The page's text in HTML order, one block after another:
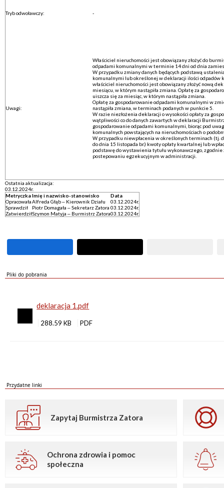
Tryb odwoławczy: -
Uwagi:
Właściciel nieruchomości jest obowiązany złożyć do
odpadami komunalnymi w terminie 14 dni od dnia
W przypadku zmiany danych będących podstawą
komunalnymi lub określonej w deklaracji ilości odpadów
właściciel nieruchomości jest obowiązany złożyć nową
miesiącu, w którym nastąpiła zmiana. Opłatę za
uiszcza się za miesiąc, w którym nastąpiła zmiana.
Opłatę za gospodarowanie odpadami komunalnymi w
nastąpiła zmiana, w terminach podanych w punkcie 5.
W razie niezłożenia deklaracji o wysokości opłaty za
wątpliwości co do danych zawartych w deklaracji
gospodarowanie odpadami komunalnymi, biorąc pod
komunalnych powstających na nieruchomościach o
W przypadku niewpłacenia w określonych terminach (tj.
do dnia 15 listopada br.) kwoty opłaty kwartalnej lub
podstawę do wystawienia tytułu wykonawczego,
postepowaniu egzekucyjnym w administracji.
Ostatnia aktualizacja:
03.12.2024r.
MetryczkaImię i nazwisko-stanowisko
Data
OpracowałaAlfreda Głąb – Kierownik Działu
03.12.2024r.
Sprawdził
Piotr Domagała – Sekretarz Zatora 03.12.2024r.
ZatwierdziłSzymon Matyja – Burmistrz Zatora03.12.2024r.
Pliki do pobrania
deklaracja 1.pdf
288.59 KB
Przydatne linki
Zapytaj Burmistrza Zatora
Ochrona zdrowia i pomoc
społeczna